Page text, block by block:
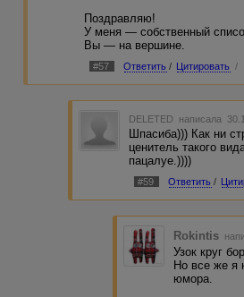
Поздравляю!
У меня — собственный
Вы — на вершине.
#57 Ответить / Цитировать /
DELETED написала
Шпасиба))) Как ни
ценитель такого
пацалуе.))))
#59 Ответить /
Rokintis
Узок круг
Но все же я
юмора.